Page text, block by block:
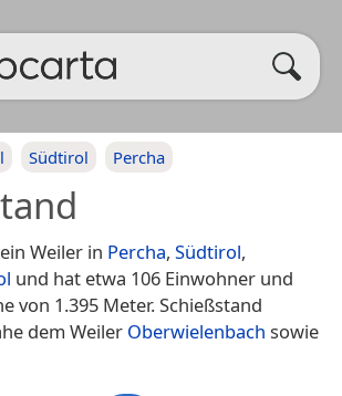
Südtirol Percha
Weiler in Percha, Südtirol,
und hat etwa 106 Einwohner und
von 1.395 Meter. Schießstand
dem Weiler Oberwielenbach sowie